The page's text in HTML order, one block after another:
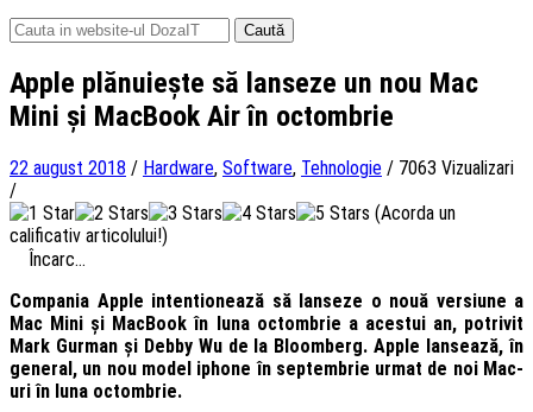
Caută
după:
Apple plănuiește să lanseze un nou Mac
Mini și MacBook Air în octombrie
22 august 2018 / Hardware, Software, Tehnologie / 7063 Vizualizari
/
(Acorda un
calificativ articolului!)
Încarc...
Compania Apple intentionează să lanseze o nouă versiune a
Mac Mini și MacBook în luna octombrie a acestui an, potrivit
Mark Gurman și Debby Wu de la Bloomberg. Apple lansează, în
general, un nou model iphone în septembrie urmat de noi Mac-
uri în luna octombrie.